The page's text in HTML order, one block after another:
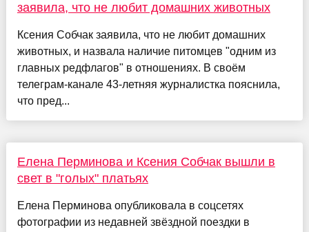
заявила, что не любит домашних животных
Ксения Собчак заявила, что не любит домашних
животных, и назвала наличие питомцев "одним из
главных редфлагов" в отношениях. В своём
телеграм-канале 43-летняя журналистка пояснила,
что пред...
Елена Перминова и Ксения Собчак вышли в
свет в "голых" платьях
Елена Перминова опубликовала в соцсетях
фотографии из недавней звёздной поездки в